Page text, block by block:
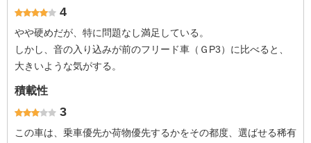
4
やや硬めだが、特に問題なし満足している。
しかし、音の入り込みが前のフリード車（ＧP3）に比べると、
大きいような気がする。
積載性
3
この車は、乗車優先か荷物優先するかをその都度、選ばせる稀有